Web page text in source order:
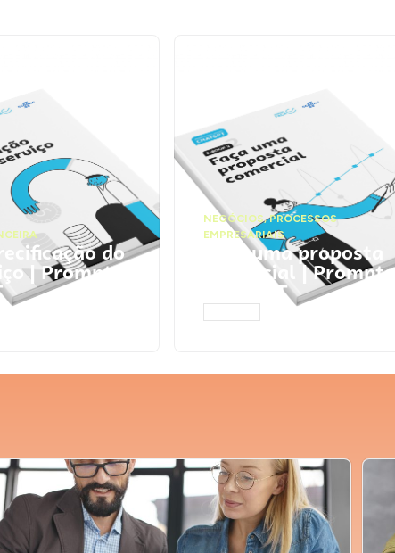
do
| Prompts
NEGÓCIOS,PROCESSOS
EMPRESARIAIS
Faça uma proposta
comercial | Prompts
ChatGPT